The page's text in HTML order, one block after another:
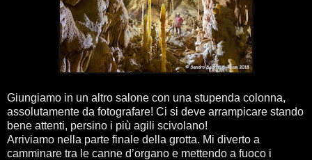
Giungiamo in un altro salone con una stupenda colonna,
assolutamente da fotografare! Ci si deve arrampicare stando
bene attenti, persino i più agili scivolano!
Arriviamo nella parte finale della grotta. Mi diverto a
camminare tra le canne d’organo e mettendo a fuoco i